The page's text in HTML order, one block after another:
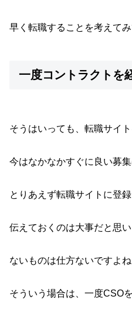
早く転職することを考えてみ
一度コントラクトを
そうはいっても、転職サイ
今はなかなかすぐに良い募集
とりあえず転職サイトに登
伝えておくのは大事だと思い
ないものは仕方ないですよね
そういう場合は、一度CSO